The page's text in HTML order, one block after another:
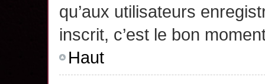
qu’aux utilisateurs
inscrit, c’est le bon
Haut